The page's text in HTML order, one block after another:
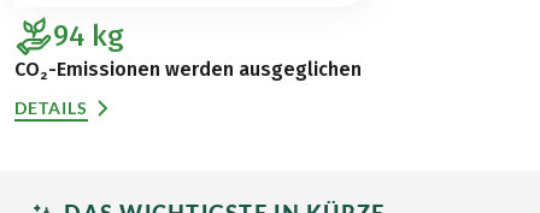
94 kg
CO₂-Emissionen werden ausgeglichen
DETAILS